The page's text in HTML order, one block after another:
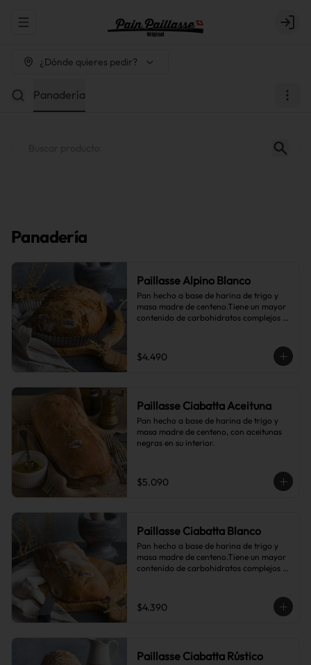
Abrir menu de navegación Login
¿Dónde quieres pedir?
Panadería
Panadería
Paillasse Alpino Blanco
Pan hecho a base de harina de trigo y
masa madre de centeno.Tiene un mayor
contenido de carbohidratos complejos
$4.490
Paillasse Ciabatta Aceituna
Pan hecho a base de harina de trigo y
masa madre de centeno, con aceitunas
negras en su interior.
$5.090
Paillasse Ciabatta Blanco
Pan hecho a base de harina de trigo y
masa madre de centeno.Tiene un mayor
contenido de carbohidratos complejos
$4.390
Paillasse Ciabatta Rústico